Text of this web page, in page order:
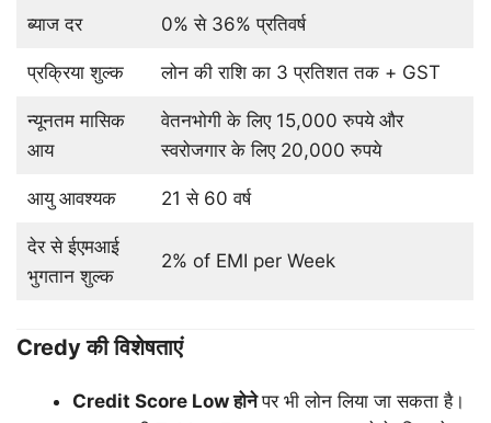
ब्याज दर 0% से 36% प्रतिवर्ष
प्रक्रिया शुल्क लोन की राशि का 3 प्रतिशत तक + GST
न्यूनतम मासिक
आय
वेतनभोगी के लिए 15,000 रुपये और
स्वरोजगार के लिए 20,000 रुपये
आयु आवश्यक 21 से 60 वर्ष
देर से ईएमआई
भुगतान शुल्क
2% of EMI per Week
Credy की विशेषताएं
Credit Score Lowहोने पर भी लोन लिया जा सकता है।